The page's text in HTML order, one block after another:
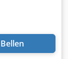
Bellen